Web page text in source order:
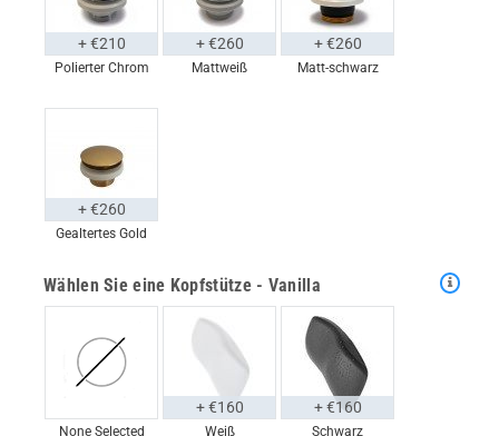
Polierter Chrom
+ €210
Mattweiß
+ €260
Matt-schwarz
+ €260
Gealtertes Gold
+ €260
Wählen Sie eine Kopfstütze - Vanilla
None Selected Weiß
+ €160
Schwarz
+ €160